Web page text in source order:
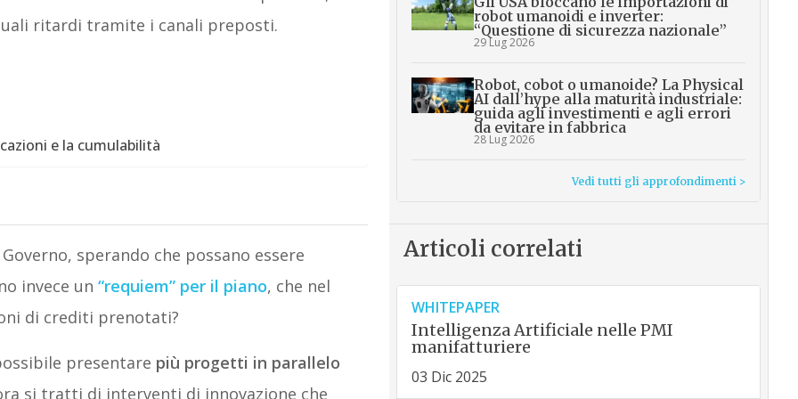
ritardi tramite i canali preposti.
e la cumulabilità
sperando che possano essere
invece un “requiem” per il piano, che nel
di crediti prenotati?
presentare più progetti in parallelo
si tratti di interventi di innovazione che
robot umanoidi e inverter:
“Questione di sicurezza nazionale”
29 Lug 2026
Robot, cobot o umanoide? La Physical
AI dall’hype alla maturità industriale:
guida agli investimenti e agli errori
da evitare in fabbrica
28 Lug 2026
Vedi tutti gli approfondimenti >
Articoli correlati
WHITEPAPER
Intelligenza Artificiale nelle PMI
manifatturiere
03 Dic 2025